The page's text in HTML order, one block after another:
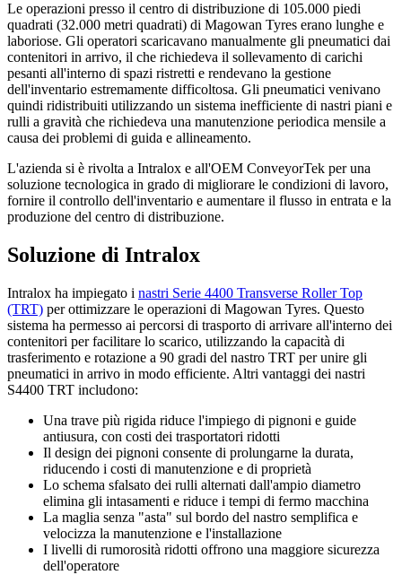
Le operazioni presso il centro di distribuzione di 105.000 piedi
quadrati (32.000 metri quadrati) di Magowan Tyres erano lunghe e
laboriose. Gli operatori scaricavano manualmente gli pneumatici dai
contenitori in arrivo, il che richiedeva il sollevamento di carichi
pesanti all'interno di spazi ristretti e rendevano la gestione
dell'inventario estremamente difficoltosa. Gli pneumatici venivano
quindi ridistribuiti utilizzando un sistema inefficiente di nastri piani e
rulli a gravità che richiedeva una manutenzione periodica mensile a
causa dei problemi di guida e allineamento.
L'azienda si è rivolta a Intralox e all'OEM ConveyorTek per una
soluzione tecnologica in grado di migliorare le condizioni di lavoro,
fornire il controllo dell'inventario e aumentare il flusso in entrata e la
produzione del centro di distribuzione.
Soluzione di Intralox
Intralox ha impiegato i nastri Serie 4400 Transverse Roller Top
(TRT) per ottimizzare le operazioni di Magowan Tyres. Questo
sistema ha permesso ai percorsi di trasporto di arrivare all'interno dei
contenitori per facilitare lo scarico, utilizzando la capacità di
trasferimento e rotazione a 90 gradi del nastro TRT per unire gli
pneumatici in arrivo in modo efficiente. Altri vantaggi dei nastri
S4400 TRT includono:
Una trave più rigida riduce l'impiego di pignoni e guide
antiusura, con costi dei trasportatori ridotti
Il design dei pignoni consente di prolungarne la durata,
riducendo i costi di manutenzione e di proprietà
Lo schema sfalsato dei rulli alternati dall'ampio diametro
elimina gli intasamenti e riduce i tempi di fermo macchina
La maglia senza "asta" sul bordo del nastro semplifica e
velocizza la manutenzione e l'installazione
I livelli di rumorosità ridotti offrono una maggiore sicurezza
dell'operatore